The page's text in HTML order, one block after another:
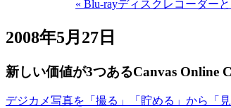
« Blu-rayディスクレコーダー
2008年5月27日
新しい価値が3つあるCanvas Online
デジカメ写真を「撮る」「貯める」から「